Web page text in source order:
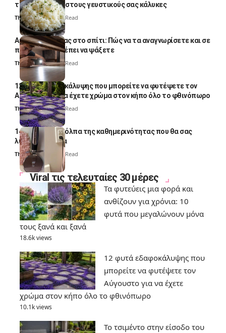
το απογειώσει στους γευστικούς σας κάλυκες
Thali Ombre4 Min Read
Αυγά κατσαρίδας στο σπίτι: Πώς να τα αναγνωρίσετε και σε
ποια σημεία πρέπει να ψάξετε
Thali Ombre4 Min Read
12 φυτά εδαφοκάλυψης που μπορείτε να φυτέψετε τον
Αύγουστο για να έχετε χρώμα στον κήπο όλο το φθινόπωρο
Thali Ombre7 Min Read
14 πανέξυπνα κόλπα της καθημερινότητας που θα σας
λύσουν τα χέρια
Thali Ombre 6 Min Read
Viral τις τελευταίες 30 μέρες
Τα φυτεύεις μια φορά και
ανθίζουν για χρόνια: 10
φυτά που μεγαλώνουν μόνα
τους ξανά και ξανά
18.6k views
12 φυτά εδαφοκάλυψης που
μπορείτε να φυτέψετε τον
Αύγουστο για να έχετε
χρώμα στον κήπο όλο το φθινόπωρο
10.1k views
Το τσιμέντο στην είσοδο του